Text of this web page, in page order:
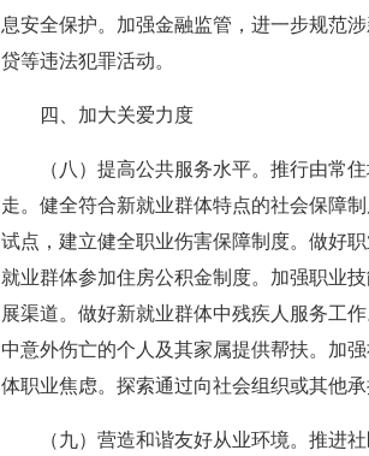
息安全保护。加强金融监管，进一步规范
贷等违法犯罪活动。
四、加大关爱力度
（八）提高公共服务水平。推行由常住
走。健全符合新就业群体特点的社会保障
试点，建立健全职业伤害保障制度。做好
就业群体参加住房公积金制度。加强职业
展渠道。做好新就业群体中残疾人服务工
中意外伤亡的个人及其家属提供帮扶。加
体职业焦虑。探索通过向社会组织或其他
（九）营造和谐友好从业环境。推进社